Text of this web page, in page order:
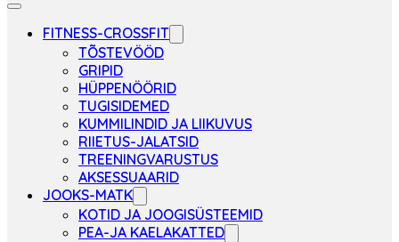
FITNESS-CROSSFIT
TÕSTEVÖÖD
GRIPID
HÜPPENÖÖRID
TUGISIDEMED
KUMMILINDID JA LIIKUVUS
RIIETUS-JALATSID
TREENINGVARUSTUS
AKSESSUAARID
JOOKS-MATK
KOTID JA JOOGISÜSTEEMID
PEA-JA KAELAKATTED